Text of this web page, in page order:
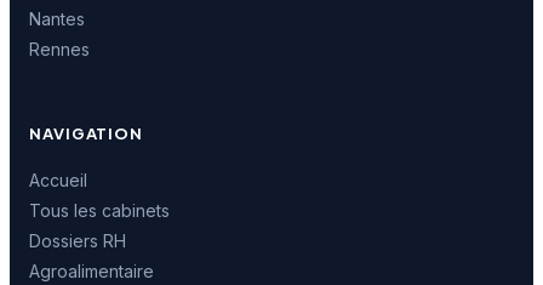
Nantes
Rennes
NAVIGATION
Accueil
Tous les cabinets
Dossiers RH
Agroalimentaire